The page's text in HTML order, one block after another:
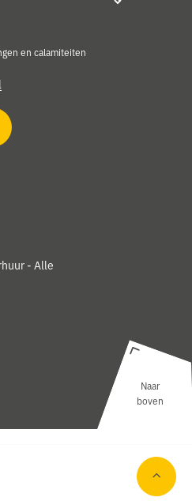
en calamiteiten
- Alle
Naar
boven